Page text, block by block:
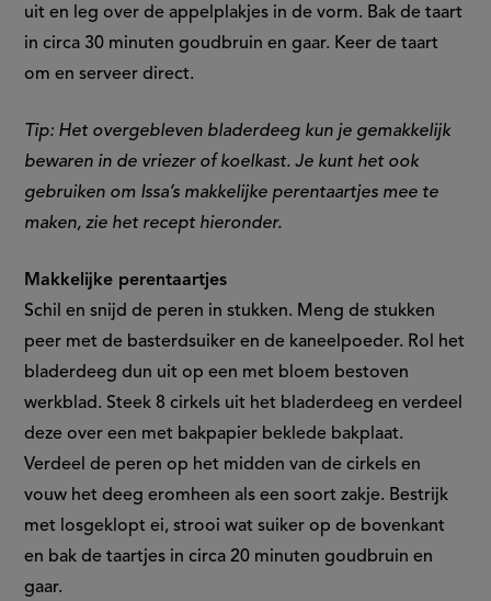
uit en leg over de appelplakjes in de vorm. Bak de taart
in circa 30 minuten goudbruin en gaar. Keer de taart
om en serveer direct.
Tip: Het overgebleven bladerdeeg kun je gemakkelijk
bewaren in de vriezer of koelkast. Je kunt het ook
gebruiken om Issa’s makkelijke perentaartjes mee te
maken, zie het recept hieronder.
Makkelijke perentaartjes
Schil en snijd de peren in stukken. Meng de stukken
peer met de basterdsuiker en de kaneelpoeder. Rol het
bladerdeeg dun uit op een met bloem bestoven
werkblad. Steek 8 cirkels uit het bladerdeeg en verdeel
deze over een met bakpapier beklede bakplaat.
Verdeel de peren op het midden van de cirkels en
vouw het deeg eromheen als een soort zakje. Bestrijk
met losgeklopt ei, strooi wat suiker op de bovenkant
en bak de taartjes in circa 20 minuten goudbruin en
gaar.